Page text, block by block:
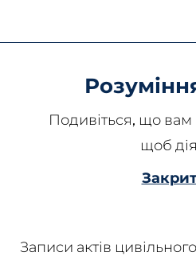
Подивіться, що вам
щоб
Записи актів